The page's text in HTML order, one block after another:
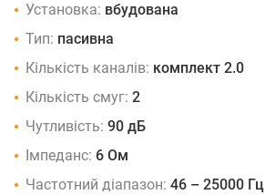
Установка: вбудована
Тип: пасивна
Кількість каналів: комплект 2.0
Кількість смуг: 2
Чутливість: 90 дБ
Імпеданс: 6 Ом
Частотний діапазон: 46 – 25000 Гц